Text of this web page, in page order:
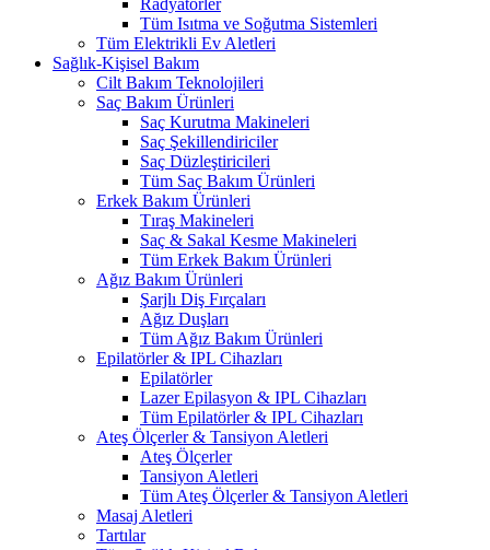
Radyatörler
Tüm Isıtma ve Soğutma Sistemleri
Tüm Elektrikli Ev Aletleri
Sağlık-Kişisel Bakım
Cilt Bakım Teknolojileri
Saç Bakım Ürünleri
Saç Kurutma Makineleri
Saç Şekillendiriciler
Saç Düzleştiricileri
Tüm Saç Bakım Ürünleri
Erkek Bakım Ürünleri
Tıraş Makineleri
Saç & Sakal Kesme Makineleri
Tüm Erkek Bakım Ürünleri
Ağız Bakım Ürünleri
Şarjlı Diş Fırçaları
Ağız Duşları
Tüm Ağız Bakım Ürünleri
Epilatörler & IPL Cihazları
Epilatörler
Lazer Epilasyon & IPL Cihazları
Tüm Epilatörler & IPL Cihazları
Ateş Ölçerler & Tansiyon Aletleri
Ateş Ölçerler
Tansiyon Aletleri
Tüm Ateş Ölçerler & Tansiyon Aletleri
Masaj Aletleri
Tartılar